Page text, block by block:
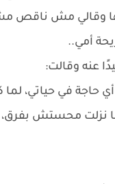
وقالي مش ناقص
أمي..
عنه وقالت:
حاجة في حياتي،
نزلت محستش